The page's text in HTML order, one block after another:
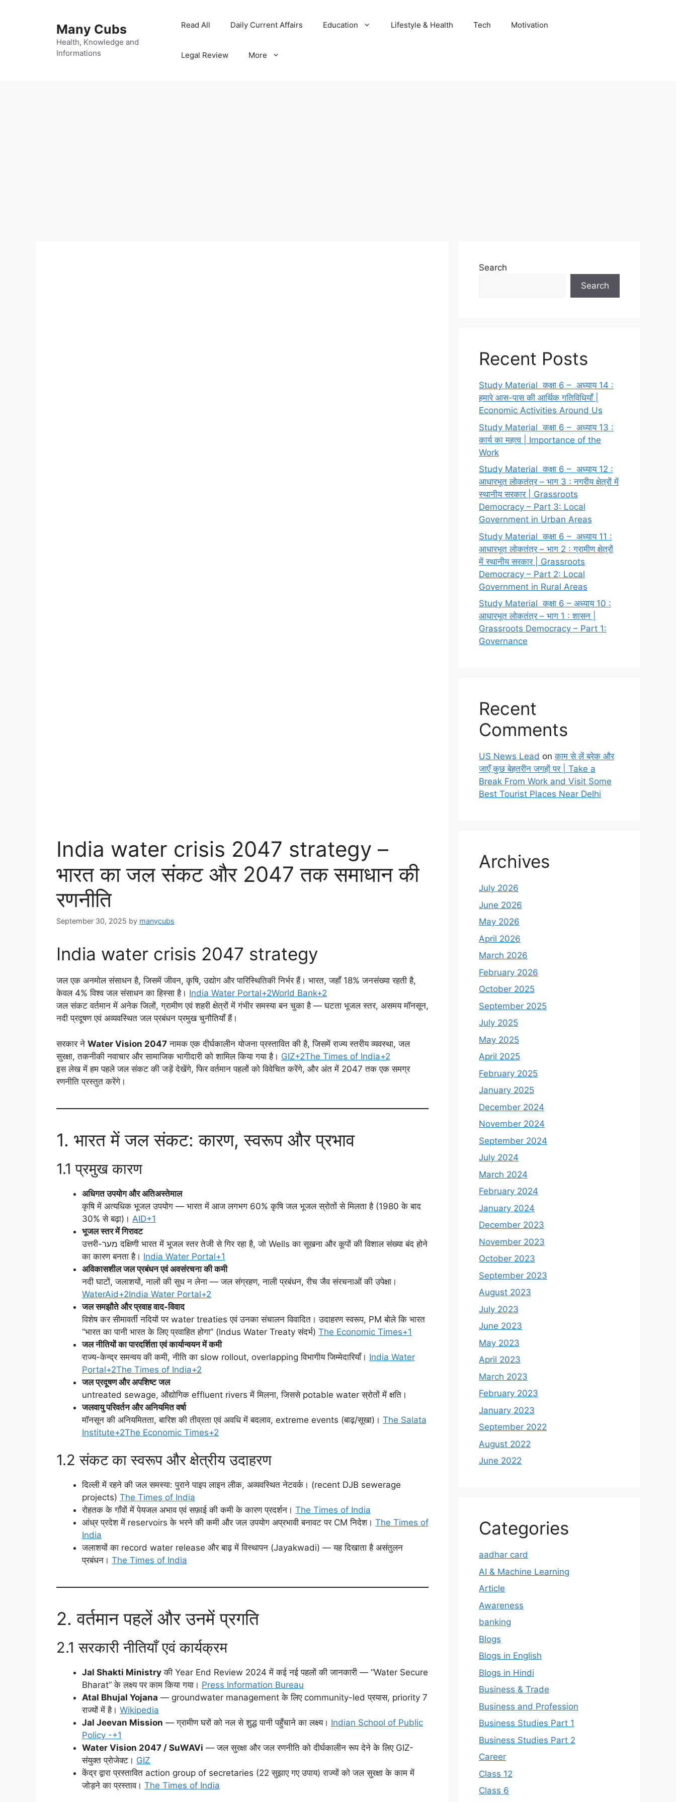
Many Cubs
Health, Knowledge and
Informations
Read All Daily Current Affairs Education Lifestyle & Health Tech Motivation
Legal Review More
India water crisis 2047 strategy –
भारत का जल संकट और 2047 तक समाधान की
रणनीति
September 30, 2025 by manycubs
India water crisis 2047 strategy
जल एक अनमोल संसाधन है, जिसमें जीवन, कृषि, उद्योग और पारिस्थितिकी निर्भर हैं। भारत, जहाँ 18% जनसंख्या रहती है,
केवल 4% विश्व जल संसाधन का हिस्सा है। India Water Portal+2World Bank+2
जल संकट वर्तमान में अनेक जिलों, ग्रामीण एवं शहरी क्षेत्रों में गंभीर समस्या बन चुका है — घटता भूजल स्तर, असमय मॉनसून,
नदी प्रदूषण एवं अव्यवस्थित जल प्रबंधन प्रमुख चुनौतियाँ हैं।
सरकार ने Water Vision 2047 नामक एक दीर्घकालीन योजना प्रस्तावित की है, जिसमें राज्य स्तरीय व्यवस्था, जल
सुरक्षा, तकनीकी नवाचार और सामाजिक भागीदारी को शामिल किया गया है। GIZ+2The Times of India+2
इस लेख में हम पहले जल संकट की जड़ें देखेंगे, फिर वर्तमान पहलों को विवेचित करेंगे, और अंत में 2047 तक एक समग्र
रणनीति प्रस्तुत करेंगे।
1. भारत में जल संकट: कारण, स्वरूप और प्रभाव
1.1 प्रमुख कारण
अधिगत उपयोग और अतिअस्तेमाल
कृषि में अत्यधिक भूजल उपयोग — भारत में आज लगभग 60% कृषि जल भूजल स्रोतों से मिलता है (1980 के बाद
30% से बढ़ा)। AID+1
भूजल स्तर में गिरावट
उत्तरी-מער दक्षिणी भारत में भूजल स्तर तेजी से गिर रहा है, जो Wells का सूखना और कूपों की विशाल संख्या बंद होने
का कारण बनता है। India Water Portal+1
अविकासशील जल प्रबंधन एवं अवसंरचना की कमी
नदी घाटों, जलाशयों, नालों की सुध न लेना — जल संग्रहण, नाली प्रबंधन, रीच जैव संरचनाओं की उपेक्षा।
WaterAid+2India Water Portal+2
जल समझौते और प्रवाह वाद-विवाद
विशेष कर सीमावर्ती नदियों पर water treaties एवं उनका संचालन विवादित। उदाहरण स्वरूप, PM बोले कि भारत
“भारत का पानी भारत के लिए प्रवाहित होगा” (Indus Water Treaty संदर्भ) The Economic Times+1
जल नीतियों का पारदर्शिता एवं कार्यान्वयन में कमी
राज्य-केन्द्र समन्वय की कमी, नीति का slow rollout, overlapping विभागीय जिम्मेदारियाँ। India Water
Portal+2The Times of India+2
जल प्रदूषण और अपशिष्ट जल
untreated sewage, औद्योगिक effluent rivers में मिलना, जिससे potable water स्रोतों में क्षति।
जलवायु परिवर्तन और अनियमित वर्षा
मॉनसून की अनियमितता, बारिश की तीव्रता एवं अवधि में बदलाव, extreme events (बाढ़/सूखा)। The Salata
Institute+2The Economic Times+2
1.2 संकट का स्वरूप और क्षेत्रीय उदाहरण
दिल्ली में रहने की जल समस्या: पुराने पाइप लाइन लीक, अव्यवस्थित नेटवर्क। (recent DJB sewerage
projects) The Times of India
रोहतक के गाँवों में पेयजल अभाव एवं सफ़ाई की कमी के कारण प्रदर्शन। The Times of India
आंध्र प्रदेश में reservoirs के भरने की कमी और जल उपयोग अप्रभावी बनावट पर CM निदेश। The Times of
India
जलाशयों का record water release और बाढ़ में विस्थापन (Jayakwadi) — यह दिखाता है असंतुलन
प्रबंधन। The Times of India
2. वर्तमान पहलें और उनमें प्रगति
2.1 सरकारी नीतियाँ एवं कार्यक्रम
Jal Shakti Ministry की Year End Review 2024 में कई नई पहलों की जानकारी — “Water Secure
Bharat” के लक्ष्य पर काम किया गया। Press Information Bureau
Atal Bhujal Yojana — groundwater management के लिए community-led प्रयास, priority 7
राज्यों में है। Wikipedia
Jal Jeevan Mission — ग्रामीण घरों को नल से शुद्ध पानी पहुँचाने का लक्ष्य। Indian School of Public
Policy -+1
Water Vision 2047 / SuWAVi — जल सुरक्षा और जल रणनीति को दीर्घकालीन रूप देने के लिए GIZ-
संयुक्त प्रोजेक्ट। GIZ
केंद्र द्वारा प्रस्तावित action group of secretaries (22 सुझाए गए उपाय) राज्यों को जल सुरक्षा के काम में
जोड़ने का प्रस्ताव। The Times of India
Search
Search
Recent Posts
Study Material कक्षा 6 – अध्याय 14 :
हमारे आस-पास की आर्थिक गतिविधियाँ |
Economic Activities Around Us
Study Material कक्षा 6 – अध्याय 13 :
कार्य का महत्व | Importance of the
Work
Study Material कक्षा 6 – अध्याय 12 :
आधारभूत लोकतंत्र – भाग 3 : नगरीय क्षेत्रों में
स्थानीय सरकार | Grassroots
Democracy – Part 3: Local
Government in Urban Areas
Study Material कक्षा 6 – अध्याय 11 :
आधारभूत लोकतंत्र – भाग 2 : ग्रामीण क्षेत्रों
में स्थानीय सरकार | Grassroots
Democracy – Part 2: Local
Government in Rural Areas
Study Material कक्षा 6 – अध्याय 10 :
आधारभूत लोकतंत्र – भाग 1 : शासन |
Grassroots Democracy – Part 1:
Governance
Recent
Comments
US News Lead onकाम से लें ब्रेक और
जाएँ कुछ बेहतरीन जगहों पर | Take a
Break From Work and Visit Some
Best Tourist Places Near Delhi
Archives
July 2026
June 2026
May 2026
April 2026
March 2026
February 2026
October 2025
September 2025
July 2025
May 2025
April 2025
February 2025
January 2025
December 2024
November 2024
September 2024
July 2024
March 2024
February 2024
January 2024
December 2023
November 2023
October 2023
September 2023
August 2023
July 2023
June 2023
May 2023
April 2023
March 2023
February 2023
January 2023
September 2022
August 2022
June 2022
Categories
aadhar card
AI & Machine Learning
Article
Awareness
banking
Blogs
Blogs in English
Blogs in Hindi
Business & Trade
Business and Profession
Business Studies Part 1
Business Studies Part 2
Career
Class 12
Class 6